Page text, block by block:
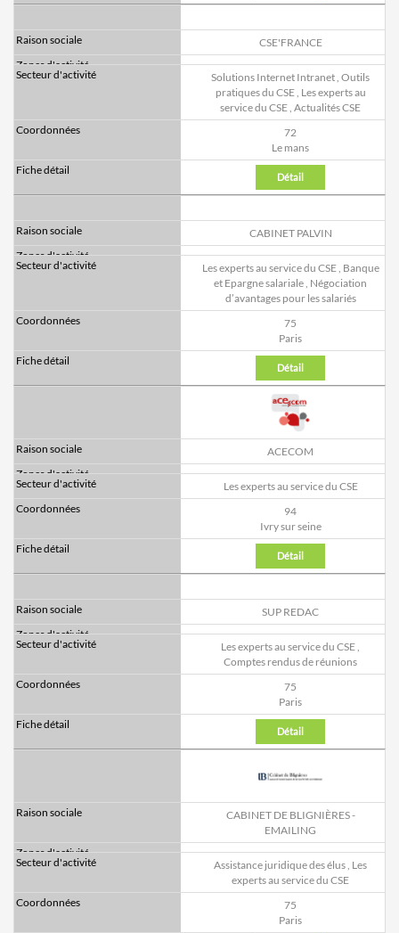
CSE'FRANCE
Solutions Internet Intranet Outils
pratiques du CSE, Les experts au
service du CSE Actualités CSE
72
Le mans
Détail
CABINET PALVIN
Les experts au service du CSE, Banque
et Epargne salariale Négociation
d’avantages pour les salariés
75
Paris
Détail
ACECOM
Les experts au service du CSE
94
Ivry sur seine
Détail
SUP REDAC
Les experts au service du CSE
Comptes rendus de réunions
75
Paris
Détail
CABINET DE BLIGNIÈRES -
EMAILING
Assistance juridique des élus Les
experts au service du CSE
75
Paris